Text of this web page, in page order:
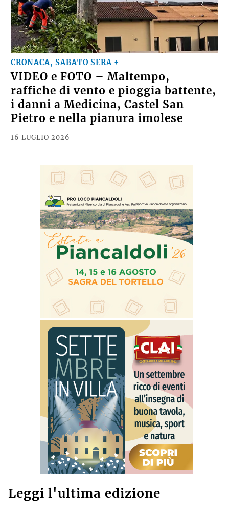
CRONACA, SABATO SERA +
VIDEO e FOTO – Maltempo,
raffiche di vento e pioggia battente,
i danni a Medicina, Castel San
Pietro e nella pianura imolese
16 LUGLIO 2026
Leggi l'ultima edizione